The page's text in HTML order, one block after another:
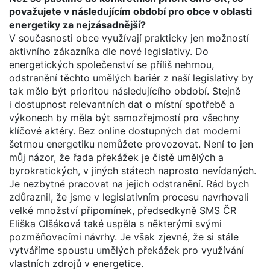
považujete v následujícím období pro obce v oblasti
energetiky za nejzásadnější?
V současnosti obce využívají prakticky jen možností
aktivního zákazníka dle nové legislativy. Do
energetických společenství se příliš nehrnou,
odstranění těchto umělých bariér z naší legislativy by
tak mělo být prioritou následujícího období. Stejně
i dostupnost relevantních dat o místní spotřebě a
výkonech by měla být samozřejmostí pro všechny
klíčové aktéry. Bez online dostupných dat moderní
šetrnou energetiku nemůžete provozovat. Není to jen
můj názor, že řada překážek je čistě umělých a
byrokratických, v jiných státech naprosto nevídaných.
Je nezbytné pracovat na jejich odstranění. Rád bych
zdůraznil, že jsme v legislativním procesu navrhovali
velké množství připomínek, předsedkyně SMS ČR
Eliška Olšáková také uspěla s některými svými
pozměňovacími návrhy. Je však zjevné, že si stále
vytváříme spoustu umělých překážek pro využívání
vlastních zdrojů v energetice.